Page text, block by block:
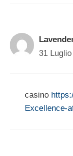
31
casino
Excellence-